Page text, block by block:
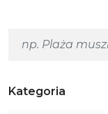
Kategoria